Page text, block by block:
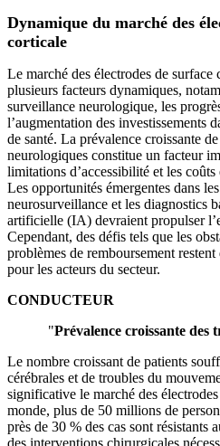
Dynamique du marché des
corticale
Le marché des électrodes de
plusieurs facteurs dynamiques,
surveillance neurologique, les
l’augmentation des investissements
de santé. La prévalence croissante
neurologiques constitue un facteur
limitations d’accessibilité et les
Les opportunités émergentes dans
neurosurveillance et les diagnostics
artificielle (IA) devraient propulser
Cependant, des défis tels que les
problèmes de remboursement
pour les acteurs du secteur.
CONDUCTEUR
"Prévalence croissante des
Le nombre croissant de patients
cérébrales et de troubles du
significative le marché des
monde, plus de 50 millions de
près de 30 % des cas sont résistants